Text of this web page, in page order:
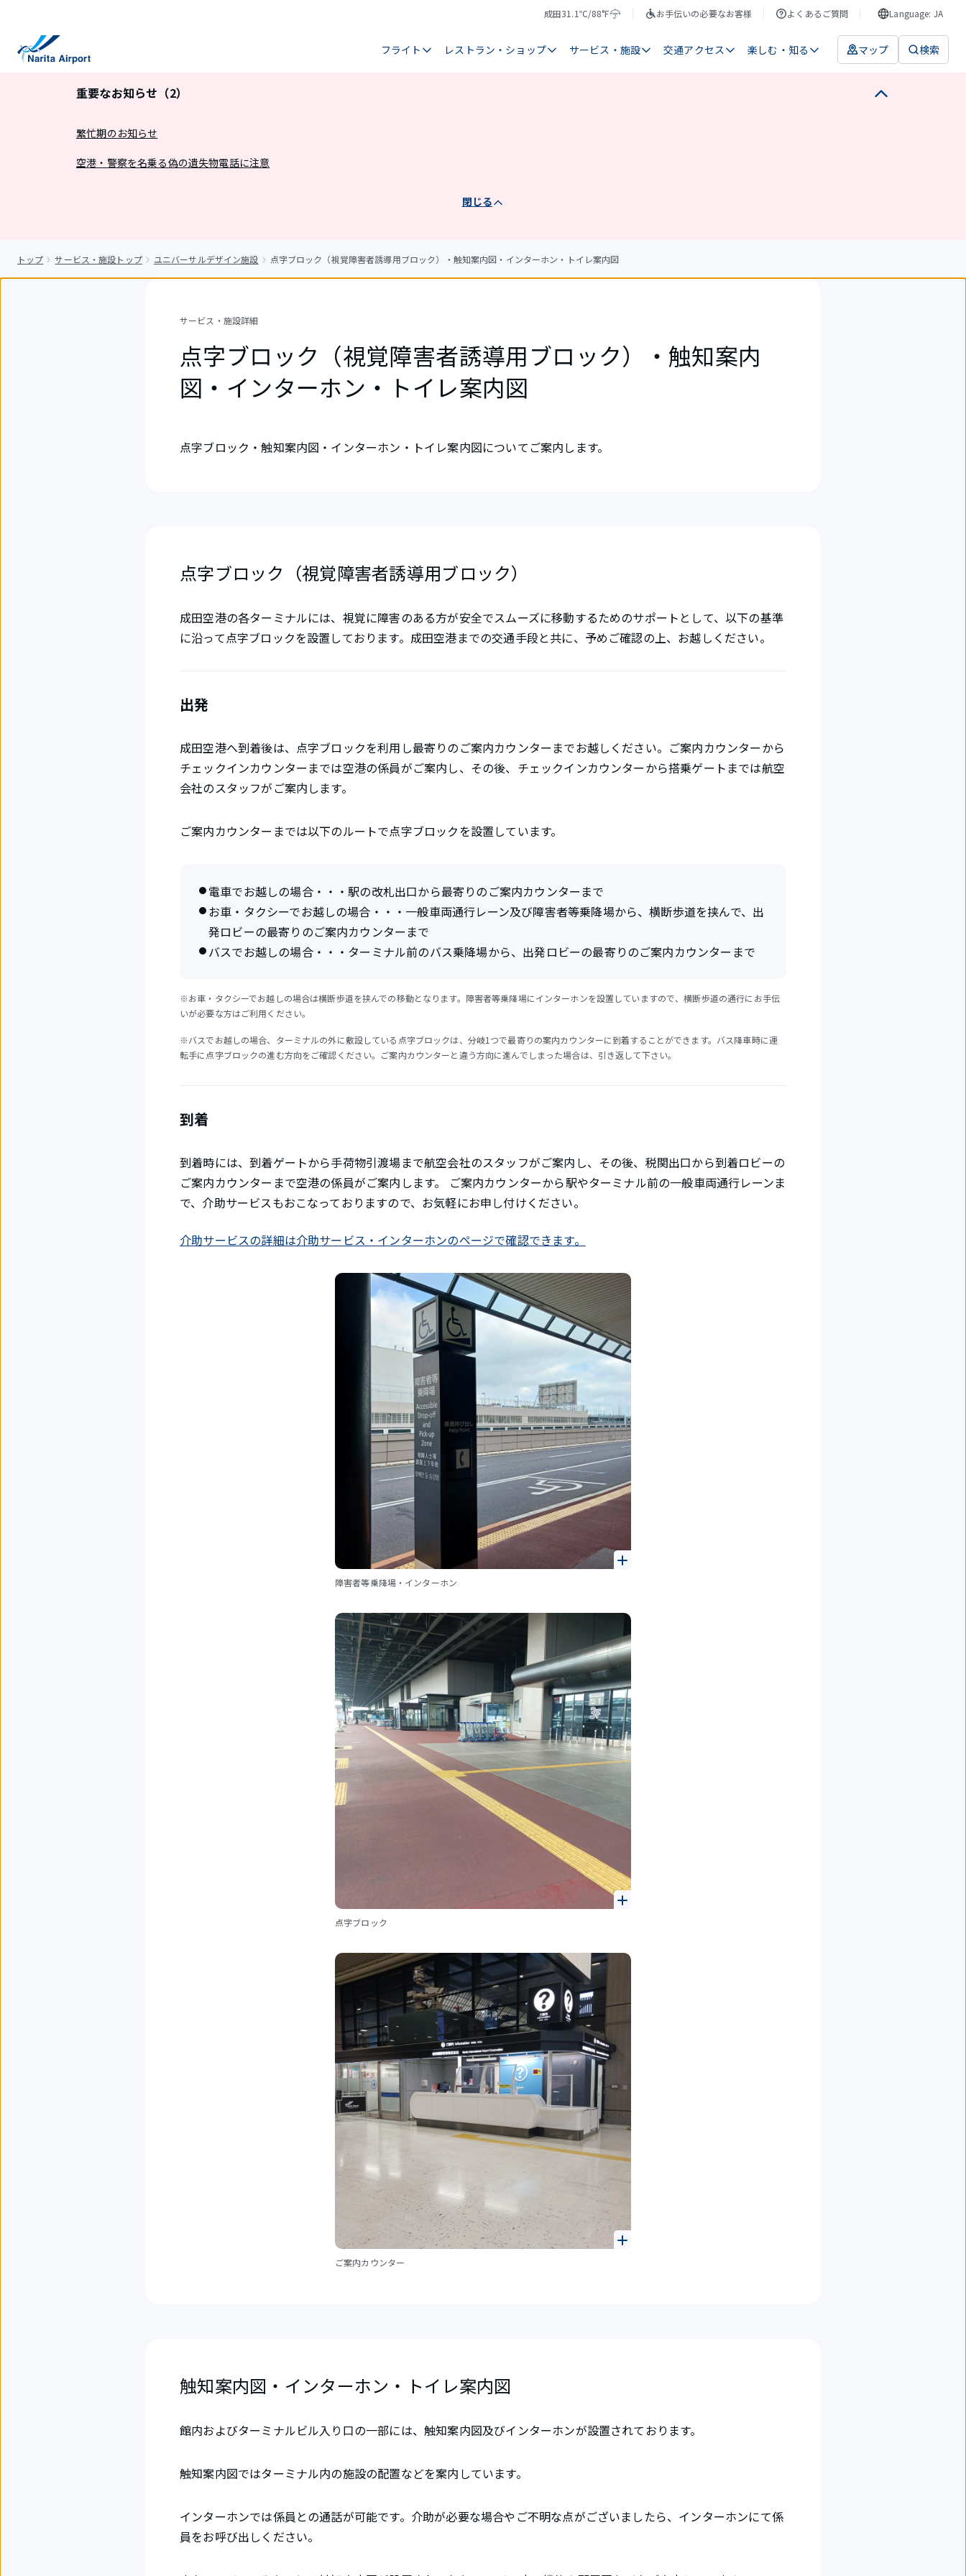
成田
気
31.1℃/88°F
天
お手伝いの必要なお客様 よくあるご質問 Language: JA
フライト レストラン・ショップ サービス・施設 交通アクセス 楽しむ・知る マップ 検索
重要なお知らせ（2）
繁忙期のお知らせ
空港・警察を名乗る偽の遺失物電話に注意
閉じる
トップ サービス・施設トップ ユニバーサルデザイン施設 点字ブロック（視覚障害者誘導用ブロック）・触知案内図・インターホン・トイレ案内図
サービス・施設詳細
点字ブロック（視覚障害者誘導用ブロック）・触知案内
図・インターホン・トイレ案内図
点字ブロック・触知案内図・インターホン・トイレ案内図についてご案内します。
点字ブロック（視覚障害者誘導用ブロック）
成田空港の各ターミナルには、視覚に障害のある方が安全でスムーズに移動するためのサポートとして、以下の基準
に沿って点字ブロックを設置しております。成田空港までの交通手段と共に、予めご確認の上、お越しください。
出発
成田空港へ到着後は、点字ブロックを利用し最寄りのご案内カウンターまでお越しください。ご案内カウンターから
チェックインカウンターまでは空港の係員がご案内し、その後、チェックインカウンターから搭乗ゲートまでは航空
会社のスタッフがご案内します。
ご案内カウンターまでは以下のルートで点字ブロックを設置しています。
電車でお越しの場合・・・駅の改札出口から最寄りのご案内カウンターまで
お車・タクシーでお越しの場合・・・一般車両通行レーン及び障害者等乗降場から、横断歩道を挟んで、出
発ロビーの最寄りのご案内カウンターまで
バスでお越しの場合・・・ターミナル前のバス乗降場から、出発ロビーの最寄りのご案内カウンターまで
※お車・タクシーでお越しの場合は横断歩道を挟んでの移動となります。障害者等乗降場にインターホンを設置していますので、横断歩道の通行にお手伝
いが必要な方はご利用ください。
※バスでお越しの場合、ターミナルの外に敷設している点字ブロックは、分岐1つで最寄りの案内カウンターに到着することができます。バス降車時に運
転手に点字ブロックの進む方向をご確認ください。ご案内カウンターと違う方向に進んでしまった場合は、引き返して下さい。
到着
到着時には、到着ゲートから手荷物引渡場まで航空会社のスタッフがご案内し、その後、税関出口から到着ロビーの
ご案内カウンターまで空港の係員がご案内します。 ご案内カウンターから駅やターミナル前の一般車両通行レーンま
で、介助サービスもおこなっておりますので、お気軽にお申し付けください。
介助サービスの詳細は介助サービス・インターホンのページで確認できます。
障害者等乗降場・インターホン
点字ブロック
ご案内カウンター
触知案内図・インターホン・トイレ案内図
館内およびターミナルビル入り口の一部には、触知案内図及びインターホンが設置されております。
触知案内図ではターミナル内の施設の配置などを案内しています。
インターホンでは係員との通話が可能です。介助が必要な場合やご不明な点がございましたら、インターホンにて係
員をお呼び出しください。